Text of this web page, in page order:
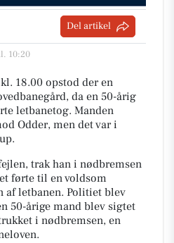
Del artikel
10:20
18.00 opstod der en
da en 50-årig
letbanetog. Manden
Odder, men det var i
trak han i nødbremsen
førte til en voldsom
af letbanen. Politiet blev
50-årige mand blev sigtet
i nødbremsen, en